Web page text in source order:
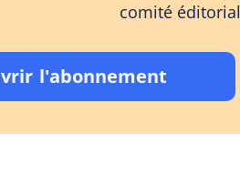
comité éditorial
l'abonnement